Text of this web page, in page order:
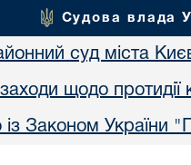
Судова влада
суд міста
щодо протидії
із Законом